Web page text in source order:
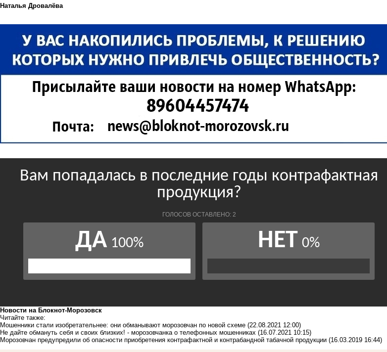
Наталья Дровалёва
Новости на Блoкнoт-Морозовск
Читайте также:
Мошенники стали изобретательнее: они обманывают морозовчан по новой схеме (22.08.2021 12:00)
Не дайте обмануть себя и своих близких! - морозовчанка о телефонных мошенниках (16.07.2021 10:15)
Морозовчан предупредили об опасности приобретения контрафактной и контрабандной табачной продукции (16.03.2019 16:44)